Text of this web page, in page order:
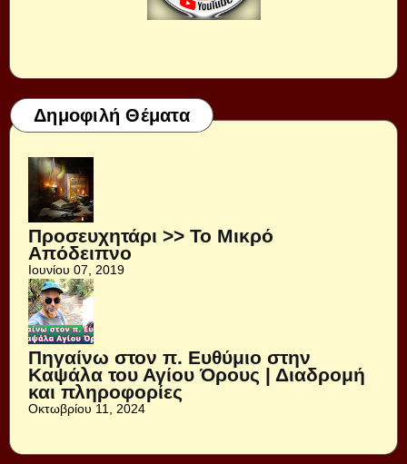
Δημοφιλή Θέματα
Προσευχητάρι >> Το Μικρό
Απόδειπνο
Ιουνίου 07, 2019
Πηγαίνω στον π. Ευθύμιο στην
Καψάλα του Αγίου Όρους | Διαδρομή
και πληροφορίες
Οκτωβρίου 11, 2024